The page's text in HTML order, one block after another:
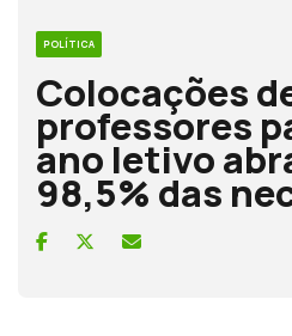
POLÍTICA
Colocações
professores
ano letivo
98,5% das